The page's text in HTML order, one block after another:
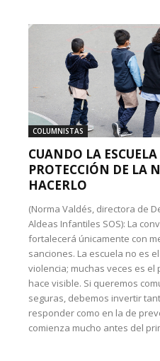
COLUMNISTAS
CUANDO LA
PROTECCIÓN DE LA
HACERLO
(Norma Valdés, directora de
Aldeas Infantiles SOS): La
fortalecerá únicamente con
sanciones. La escuela no es
violencia; muchas veces es
hace visible. Si queremos
seguras, debemos invertir
responder como en la de
comienza mucho antes del